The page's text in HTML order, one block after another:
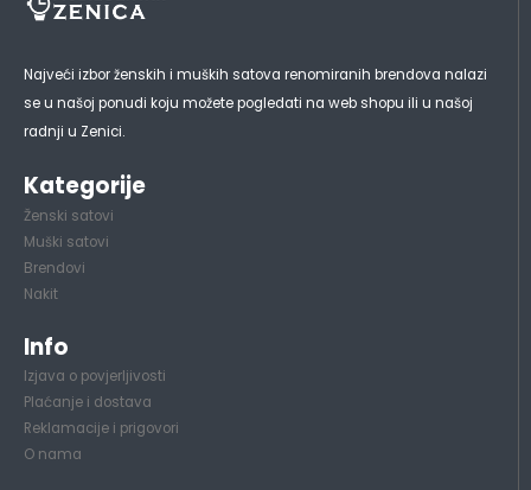
Najveći izbor ženskih i muških satova renomiranih brendova nalazi
se u našoj ponudi koju možete pogledati na web shopu ili u našoj
radnji u Zenici.
Kategorije
Ženski satovi
Muški satovi
Brendovi
Nakit
Info
Izjava o povjerljivosti
Plaćanje i dostava
Reklamacije i prigovori
O nama